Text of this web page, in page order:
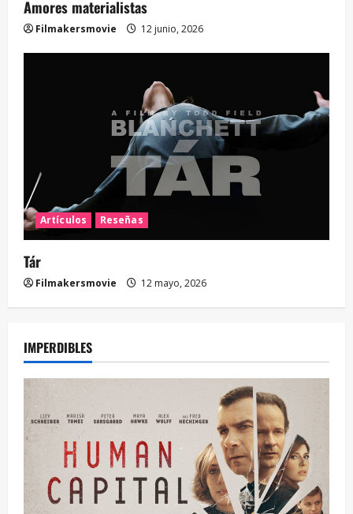
Amores materialistas
Filmakersmovie 12 junio, 2026
Artículos Reseñas
Tár
Filmakersmovie 12 mayo, 2026
IMPERDIBLES